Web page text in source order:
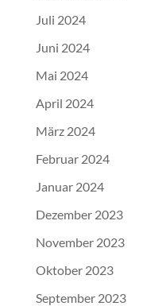
Juli 2024
Juni 2024
Mai 2024
April 2024
März 2024
Februar 2024
Januar 2024
Dezember 2023
November 2023
Oktober 2023
September 2023